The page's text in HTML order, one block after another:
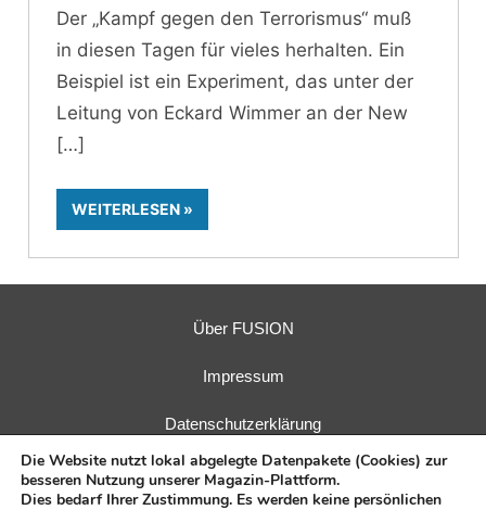
Der „Kampf gegen den Terrorismus“ muß
in diesen Tagen für vieles herhalten. Ein
Beispiel ist ein Experiment, das unter der
Leitung von Eckard Wimmer an der New
WEITERLESEN
Über FUSION
Impressum
Datenschutzerklärung
Die Website nutzt lokal abgelegte Datenpakete (Cookies) zur
besseren Nutzung unserer Magazin-Plattform.
Dies bedarf Ihrer Zustimmung. Es werden keine persönlichen